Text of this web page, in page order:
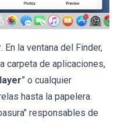
. En la ventana del Finder,
carpeta de aplicaciones,
” o cualquier
hasta la papelera.
responsables de